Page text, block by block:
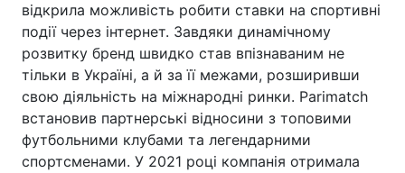
відкрила можливість робити ставки на спортивні
події через інтернет. Завдяки динамічному
розвитку бренд швидко став впізнаваним не
тільки в Україні, а й за її межами, розширивши
свою діяльність на міжнародні ринки. Parimatch
встановив партнерські відносини з топовими
футбольними клубами та легендарними
спортсменами. У 2021 році компанія отримала